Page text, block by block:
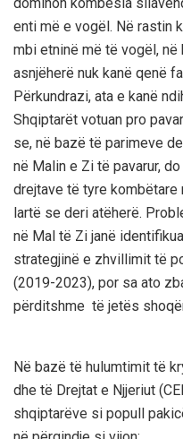
enti më e vogël. Në rastin
mbi etninë më të vogël, në
asnjëherë nuk kanë qenë
Përkundrazi, ata e kanë
Shqiptarët votuan pro
se, në bazë të parimeve
në Malin e Zi të pavarur, do
drejtave të tyre kombëtare
lartë se deri atëherë.
në Mal të Zi janë
strategjinë e zhvillimit të
(2019-2023), por sa ato
përditshme të jetës
Në bazë të hulumtimit të
dhe të Drejtat e Njjeriut
shqiptarëve si popull